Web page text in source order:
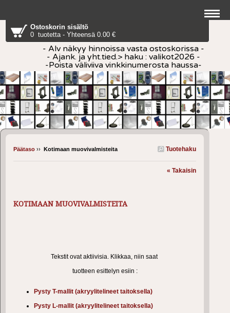
Ostoskorin sisältö
0 tuotetta - Yhteensä 0.00 €
- Alv näkyy hinnoissa vasta ostoskorissa -
- Ajank. ja yht.tied.> haku : valikot2026 -
-Poista väliviiva vinkkinumerosta haussa-
Tuotehaku
Päätaso ›› Kotimaan muovivalmisteita
« Takaisin
KOTIMAAN MUOVIVALMISTEITA
Tekstit ovat aktiivisia. Klikkaa, niin saat
tuotteen esittelyn esiin :
Pysty T-mallit (akryylitelineet taitoksella)
Pysty L-mallit (akryylitelineet taitoksella)